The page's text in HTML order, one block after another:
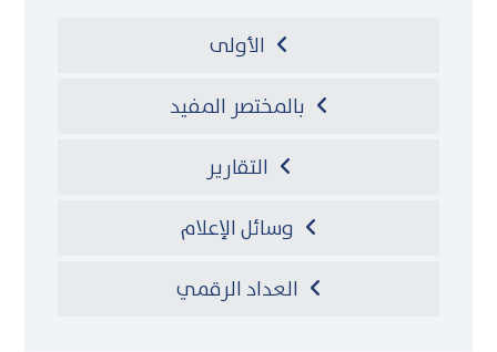
الأولى
بالمختصر المفيد
التقارير
وسائل الإعلام
العداد الرقمي